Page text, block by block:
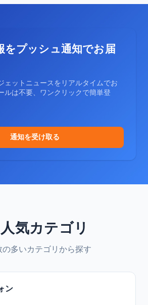
をプッシュ通知でお届
ェットニュースをリアルタイムでお
ルは不要、ワンクリックで簡単登
通知を受け取る
気カテゴリ
の多いカテゴリから探す
ン